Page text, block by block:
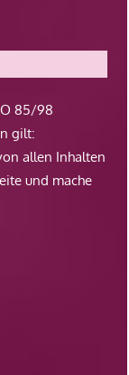
O 85/98
gilt:
allen Inhalten
und mache